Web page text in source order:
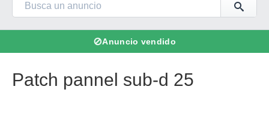
⊘Anuncio vendido
Patch pannel sub-d 25